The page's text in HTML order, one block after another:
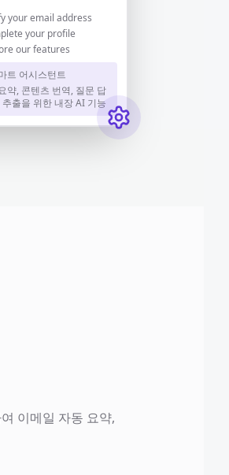
your email address
your profile
our features
트 어시스턴트
약, 콘텐츠 번역, 질문 답
추출을 위한 내장 AI 기능
이메일 자동 요약,